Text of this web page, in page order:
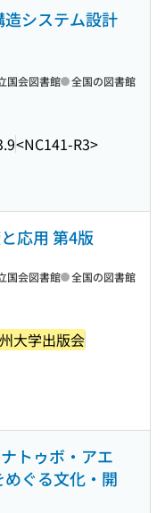
システム設計
<NC141-R3>
国会図書館 全国の図書館
応用 第4版
大学出版会
国会図書館 全国の図書館
トゥボ・アエ
ぐる文化・開